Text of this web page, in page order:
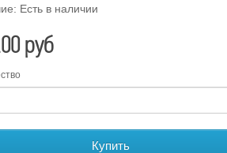
Есть в наличии
руб
Купить